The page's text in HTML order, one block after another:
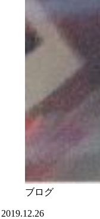
ブログ
2019.12.26